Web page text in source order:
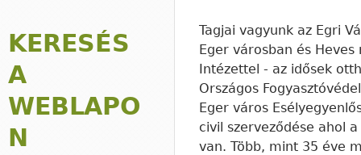
Tagjai vagyunk az Egri
Eger városban és
Intézettel - az idősek
Országos
Eger város
civil szerveződése ahol
van. Több, mint 35 éve
KERESÉS
A
WEBLAPO
N